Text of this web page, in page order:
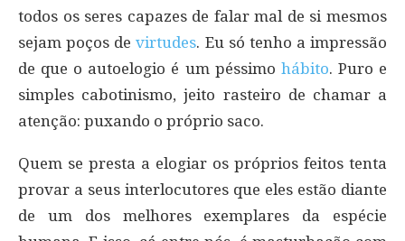
todos os seres capazes de falar mal de si mesmos
sejam poços de virtudes. Eu só tenho a impressão
de que o autoelogio é um péssimo hábito. Puro e
simples cabotinismo, jeito rasteiro de chamar a
atenção: puxando o próprio saco.
Quem se presta a elogiar os próprios feitos tenta
provar a seus interlocutores que eles estão diante
de um dos melhores exemplares da espécie